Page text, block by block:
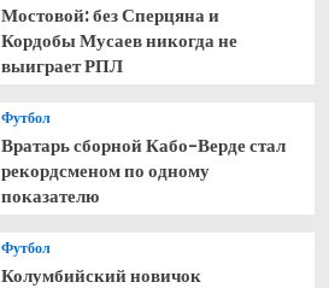
Мостовой: без Сперцяна и
Кордобы Мусаев никогда не
выиграет РПЛ
Футбол
Вратарь сборной Кабо-Верде стал
рекордсменом по одному
показателю
Футбол
Колумбийский новичок